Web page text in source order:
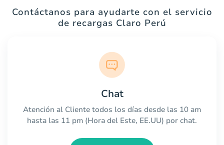
Contáctanos para ayudarte con el servicio
de recargas Claro Perú
Chat
Atención al Cliente todos los días desde las 10 am
hasta las 11 pm (Hora del Este, EE.UU) por chat.